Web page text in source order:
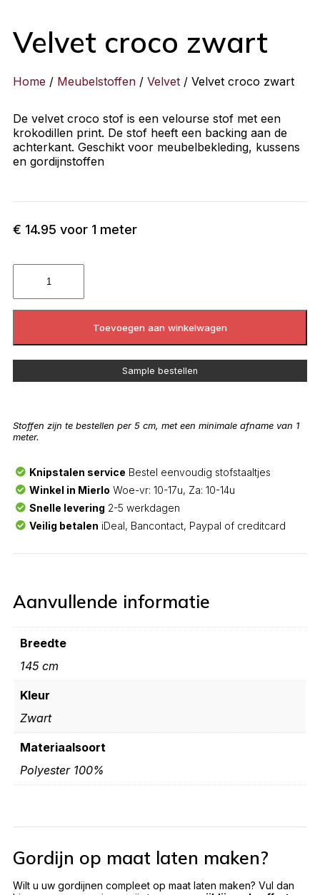
Velvet croco zwart
Home / Meubelstoffen / Velvet / Velvet croco zwart
De velvet croco stof is een velourse stof met een
krokodillen print. De stof heeft een backing aan de
achterkant. Geschikt voor meubelbekleding, kussens
en gordijnstoffen
€ 14.95 voor 1 meter
Toevoegen aan winkelwagen
Sample bestellen
Stoffen zijn te bestellen per 5 cm, met een minimale afname van 1
meter.
Knipstalen service Bestel eenvoudig stofstaaltjes
Winkel in Mierlo Woe-vr: 10-17u, Za: 10-14u
Snelle levering 2-5 werkdagen
Veilig betalen iDeal, Bancontact, Paypal of creditcard
Aanvullende informatie
Breedte
145 cm
Kleur
Zwart
Materiaalsoort
Polyester 100%
Gordijn op maat laten maken?
Wilt u uw gordijnen compleet op maat laten maken? Vul dan